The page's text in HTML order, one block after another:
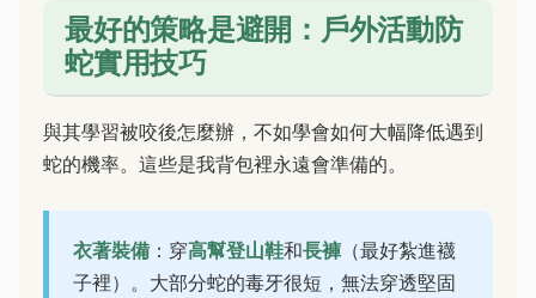
最好的策略是避開：戶外活動防
蛇實用技巧
與其學習被咬後怎麼辦，不如學會如何大幅降低遇到
蛇的機率。這些是我背包裡永遠會準備的。
衣著裝備 ：穿高幫登山鞋和長褲 （最好紮進襪
子裡）。大部分蛇的毒牙很短，無法穿透堅固